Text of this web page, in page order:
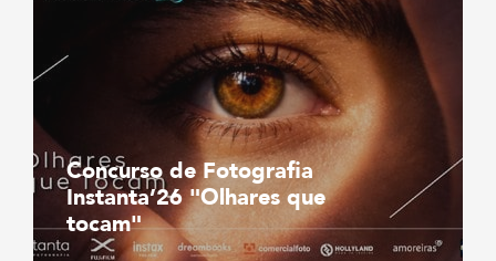
Concurso de Fotografia
Instanta’26 "Olhares que
tocam"